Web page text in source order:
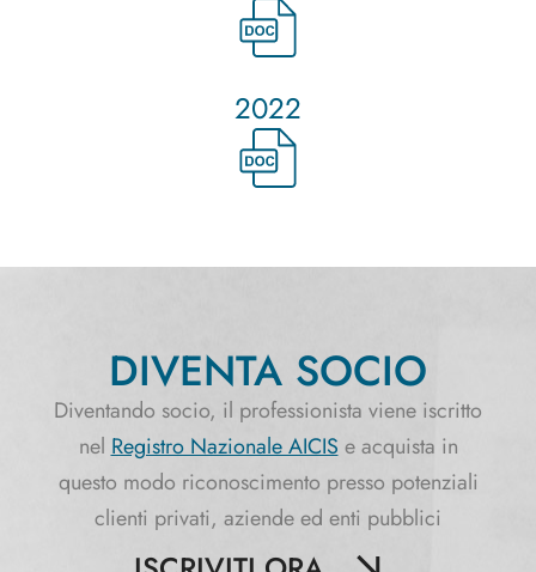
2022
DIVENTA SOCIO
Diventando socio, il professionista viene iscritto
nel Registro Nazionale AICIS e acquista in
questo modo riconoscimento presso potenziali
clienti privati, aziende ed enti pubblici